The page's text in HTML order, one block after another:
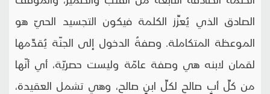
الصادق الذي يُعزِّز الكلمة فيكون التجسيد الحيّ هو
الموعظة المتكاملة. وصفةُ الدخول إلى الجنّة يُقدِّمها
لقمان لابنه هي وصفة عامّة وليست حصريّة، أي أنّها
من كلِّ أبٍ صالحٍ لكلِّ ابنٍ صالح، وهي تشمل العقيدة،